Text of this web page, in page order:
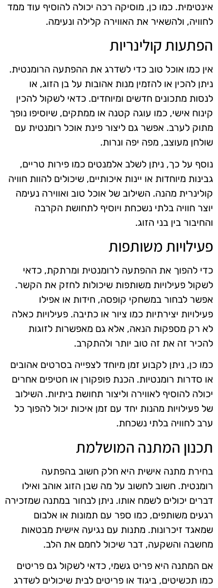
אינטימית. כמו כן, מוסיקה רכה יכולה להוסיף עוד ממד
לחוויה, ולהשאיר את האווירה קלילה ונעימה.
הפתעות קולינריות
אין כמו אוכל טוב כדי לשדרג את ההפתעה הרומנטית.
ניתן להכין או להזמין מנות אהובות על בן הזוג, או
לנסות מתכונים חדשים ומיוחדים. כדאי לשקול להכין
קינוח אישי, כמו עוגה קטנה או ממתקים, שיוסיפו נופך
מתוק לערב. אפשר גם ליצור פינת אוכל רומנטית עם
שולחן מעוצב, מפה יפה ונרות.
נוסף על כך, ניתן לשלב אלמנטים כמו פירות טריים,
גבינות מיוחדות או יינות איכותיים, שיכולים להוות חוויה
קולינרית מהנה. השילוב של אוכל טוב ואווירה נעימה
יוצר חוויה בלתי נשכחת ויוסיף לתחושת הקרבה
והחיבור בין בני הזוג.
פעילויות משותפות
כדי להפוך את ההפתעה לרומנטית ומרתקת, כדאי
לשקול פעילויות משותפות שיכולות לחזק את הקשר.
אפשר לבחור במשחקי קופסה, חידות או אפילו
פעילויות יצירתיות כמו ציור או כתיבה. פעילויות כאלה
לא רק מספקות הנאה, אלא גם מאפשרות לזוגות
להכיר זה את זה טוב יותר ולהתקרב.
כמו כן, ניתן לקבוע זמן מיוחד לצפייה בסרטים אהובים
או סדרות רומנטיות. הכנת פופקורן או חטיפים אחרים
יכולה להוסיף לאווירה וליצור תחושת ביתיות. השילוב
של פעילויות מהנות יחד עם זמן איכות יכול להפוך כל
ערב לחוויה בלתי נשכחת.
תכנון המתנה המושלמת
בחירת מתנה אישית היא חלק חשוב בהפתעה
רומנטית. חשוב לחשוב על מה שבן הזוג אוהב ואילו
דברים יכולים לשמח אותו. ניתן לבחור במתנה שמזכירה
רגעים משותפים, כמו ספר עם תמונות או אלבום
שמאגד זיכרונות. מתנות עם נגיעה אישית מבטאות
מחשבה והשקעה, דבר שיכול לחמם את הלב.
אם המתנה היא פריט גשמי, כדאי לשקול גם פריטים
כמו תכשיטים, ביגוד או פריטים לבית שיכולים לשדרג